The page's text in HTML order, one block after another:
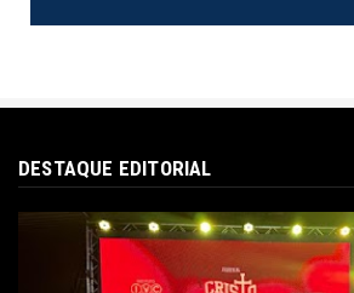
DESTAQUE EDITORIAL